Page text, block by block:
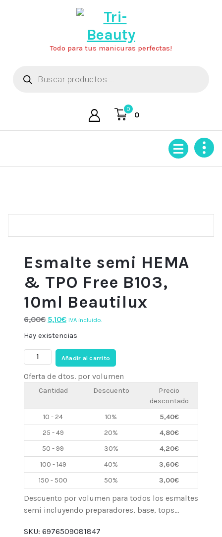
Todo para tus manicuras perfectas!
productos
0
0
Esmalte semi HEMA
& TPO Free B103,
10ml Beautilux
6,00€ El
precio
era:
6,00€.
5,10€El
precio
es:
5,10€.
IVA incluido.
Hay existencias
Esmalte
semi
HEMA
B103,
Beautilux
cantidad
Añadir al carrito
Oferta de dtos. por volumen
Cantidad Descuento
Precio
descontado
10 - 24
10% 5,40€
25 - 49
20% 4,80€
50 - 99
30% 4,20€
100 - 149
40% 3,60€
150 - 500
50% 3,00€
Descuento por volumen para todos los esmaltes
semi incluyendo preparadores, base, tops...
SKU: 6976509081847